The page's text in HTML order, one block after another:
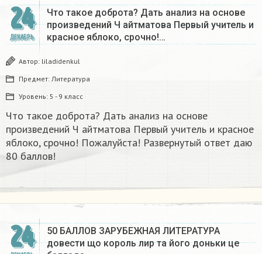
24
ДЕКАБРЬ
Что такое доброта? Дать анализ на основе
произведений Ч айтматова Первый учитель и
красное яблоко, срочно!…
Автор: liladidenkul
Предмет: Литература
Уровень: 5 - 9 класс
Что такое доброта? Дать анализ на основе
произведений Ч айтматова Первый учитель и красное
яблоко, срочно! Пожалуйста! Развернутый ответ даю
80 баллов!
24
50 БАЛЛОВ ЗАРУБЕЖНАЯ ЛИТЕРАТУРА
довести що король лир та його доньки це